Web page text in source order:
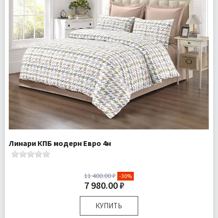
Линари КПБ модерн Евро 4н
11 400.00 ₽ -30%
7 980.00 ₽
КУПИТЬ